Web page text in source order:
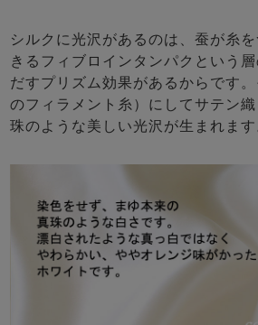
シルクに光沢があるのは、蚕が糸
きるフィブロインタンパクという
だすプリズム効果があるからです
のフィラメント糸）にしてサテン
珠のような美しい光沢が生まれます